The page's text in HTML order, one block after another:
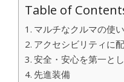
Table of
マルチなクルマの使
アクセシビリティに
安全・安心を第一と
先進装備